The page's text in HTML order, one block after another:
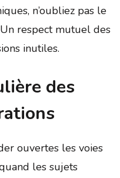
n’oubliez pas le
respect mutuel des
inutiles.
des
ouvertes les voies
les sujets